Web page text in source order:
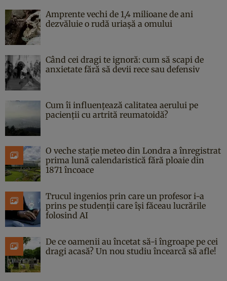
Amprente vechi de 1,4 milioane de ani
dezvăluie o rudă uriașă a omului
Când cei dragi te ignoră: cum să scapi de
anxietate fără să devii rece sau defensiv
Cum îi influențează calitatea aerului pe
pacienții cu artrită reumatoidă?
O veche stație meteo din Londra a înregistrat
prima lună calendaristică fără ploaie din
1871 încoace
Trucul ingenios prin care un profesor i-a
prins pe studenții care își făceau lucrările
folosind AI
De ce oamenii au încetat să-i îngroape pe cei
dragi acasă? Un nou studiu încearcă să afle!